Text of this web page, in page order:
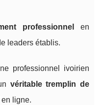
professionnel
en
leaders établis.
professionnel ivoirien
véritable tremplin de
en ligne.